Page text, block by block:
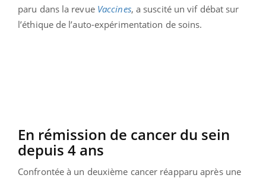
paru dans la revue Vaccines, a suscité un vif débat sur
l’éthique de l’auto-expérimentation de soins.
En rémission de cancer du sein
depuis 4 ans
Confrontée à un deuxième cancer réapparu après une